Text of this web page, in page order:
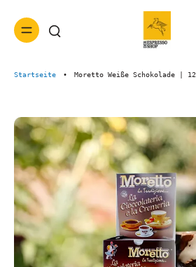
Startseite • Moretto Weiße Schokolade |